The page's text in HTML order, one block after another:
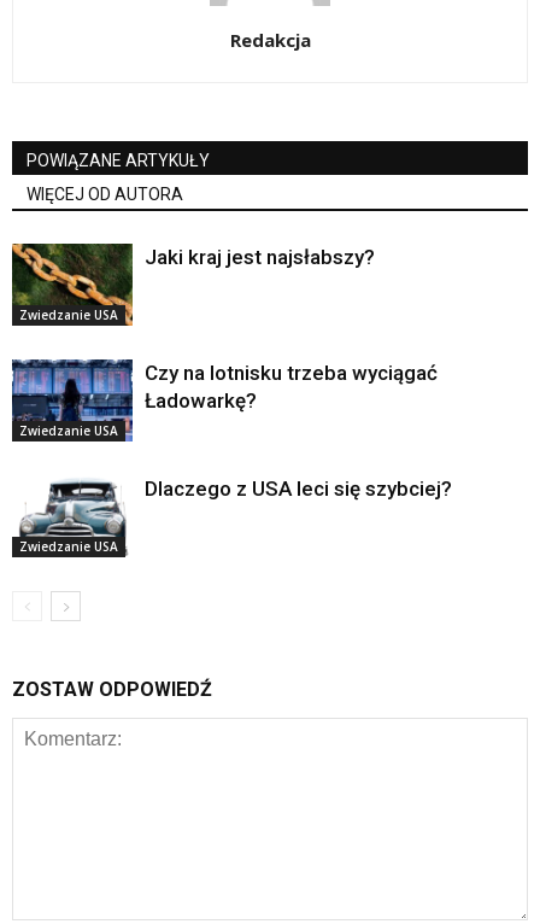
Redakcja
POWIĄZANE ARTYKUŁY
WIĘCEJ OD AUTORA
Zwiedzanie USA
Jaki kraj jest najsłabszy?
Zwiedzanie USA
Czy na lotnisku trzeba wyciągać
Ładowarkę?
Zwiedzanie USA
Dlaczego z USA leci się szybciej?
ZOSTAW ODPOWIEDŹ